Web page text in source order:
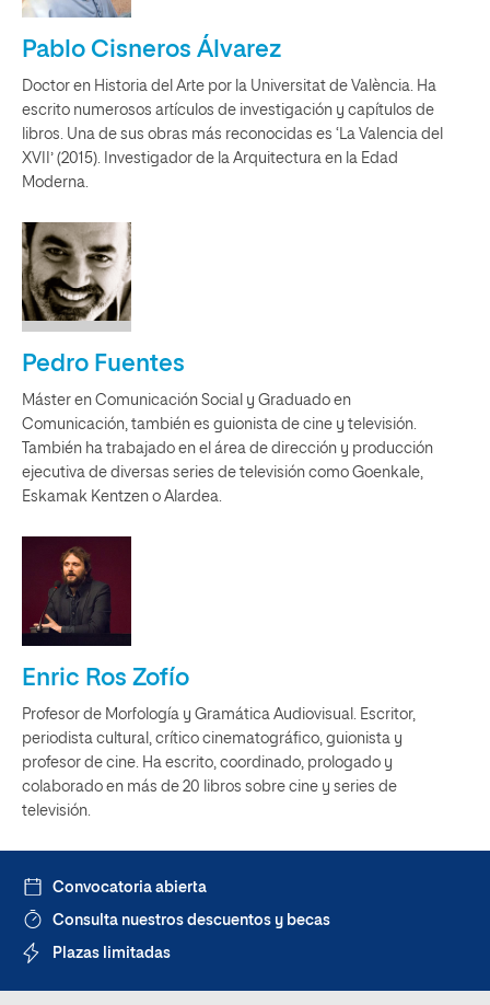
Pablo Cisneros Álvarez
Doctor en Historia del Arte por la Universitat de València. Ha
escrito numerosos artículos de investigación y capítulos de
libros. Una de sus obras más reconocidas es ‘La Valencia del
XVII’ (2015). Investigador de la Arquitectura en la Edad
Moderna.
Pedro Fuentes
Máster en Comunicación Social y Graduado en
Comunicación, también es guionista de cine y televisión.
También ha trabajado en el área de dirección y producción
ejecutiva de diversas series de televisión como Goenkale,
Eskamak Kentzen o Alardea.
Enric Ros Zofío
Profesor de Morfología y Gramática Audiovisual. Escritor,
periodista cultural, crítico cinematográfico, guionista y
profesor de cine. Ha escrito, coordinado, prologado y
colaborado en más de 20 libros sobre cine y series de
televisión.
Convocatoria abierta
Consulta nuestros descuentos y becas
Plazas limitadas